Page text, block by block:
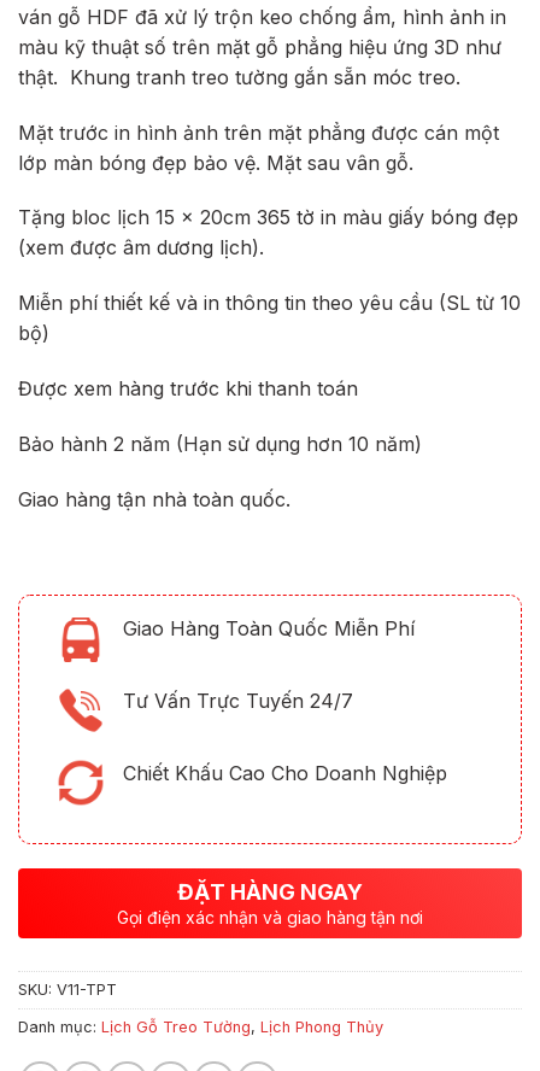
ván gỗ HDF đã xử lý trộn keo chống ẩm, hình ảnh in
màu kỹ thuật số trên mặt gỗ phẳng hiệu ứng 3D như
thật. Khung tranh treo tường gắn sẵn móc treo.
Mặt trước in hình ảnh trên mặt phẳng được cán một
lớp màn bóng đẹp bảo vệ. Mặt sau vân gỗ.
Tặng bloc lịch 15 x 20cm 365 tờ in màu giấy bóng đẹp
(xem được âm dương lịch).
Miễn phí thiết kế và in thông tin theo yêu cầu (SL từ 10
bộ)
Được xem hàng trước khi thanh toán
Bảo hành 2 năm (Hạn sử dụng hơn 10 năm)
Giao hàng tận nhà toàn quốc.
Giao Hàng Toàn Quốc Miễn Phí
Tư Vấn Trực Tuyến 24/7
Chiết Khấu Cao Cho Doanh Nghiệp
ĐẶT HÀNG NGAY
Gọi điện xác nhận và giao hàng tận nơi
SKU: V11-TPT
Danh mục: Lịch Gỗ Treo Tường, Lịch Phong Thủy